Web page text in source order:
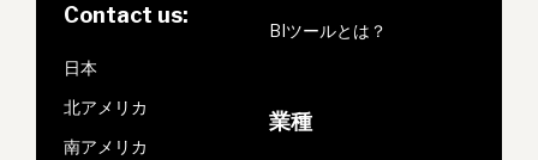
Contact us:
日本
北アメリカ
南アメリカ
BIツールとは？
業種